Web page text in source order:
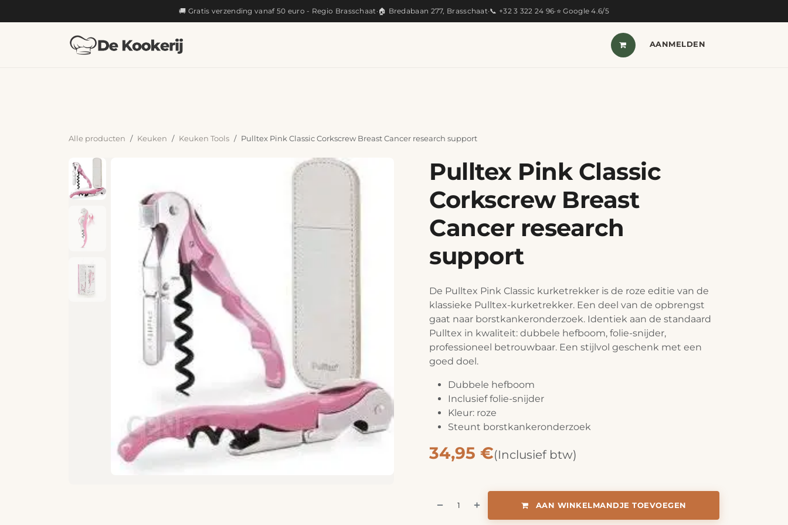
🚚 Gratis verzending vanaf 50 euro - Regio Brasschaat· 🏠 Bredabaan 277, Brasschaat·📞 +32 3 322 24 96· ⭐ Google 4.6/5
SHOP CONTACT
AANMELDEN
Alle producten Keuken Keuken Tools Pulltex Pink Classic Corkscrew Breast Cancer research support
Pulltex Pink Classic
Corkscrew Breast
Cancer research
support
De Pulltex Pink Classic kurketrekker is de roze editie van de
klassieke Pulltex-kurketrekker. Een deel van de opbrengst
gaat naar borstkankeronderzoek. Identiek aan de standaard
Pulltex in kwaliteit: dubbele hefboom, folie-snijder,
professioneel betrouwbaar. Een stijlvol geschenk met een
goed doel.
Dubbele hefboom
Inclusief folie-snijder
Kleur: roze
Steunt borstkankeronderzoek
34,95 €(Inclusief btw)
AAN WINKELMANDJE TOEVOEGEN